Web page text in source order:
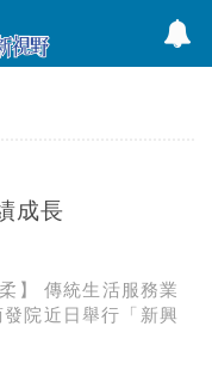
成長
】 傳統生活服務業
院近日舉行「新興